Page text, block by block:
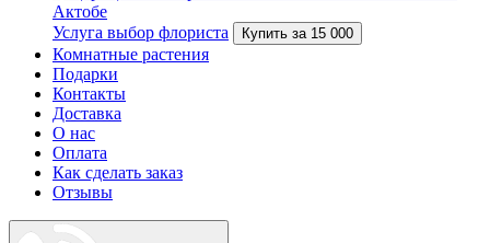
Услуга выбор флориста Купить за 15 000
Комнатные растения
Подарки
Контакты
Доставка
О нас
Оплата
Как сделать заказ
Отзывы